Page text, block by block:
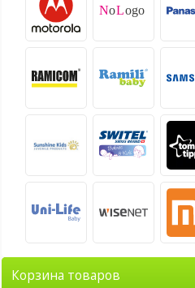
Корзина товаров